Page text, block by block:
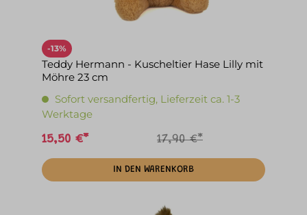
-13%
Teddy Hermann - Kuscheltier Hase Lilly mit
Möhre 23 cm
Sofort versandfertig, Lieferzeit ca. 1-3
Werktage
15,50 €* 17,90 €*
IN DEN WARENKORB